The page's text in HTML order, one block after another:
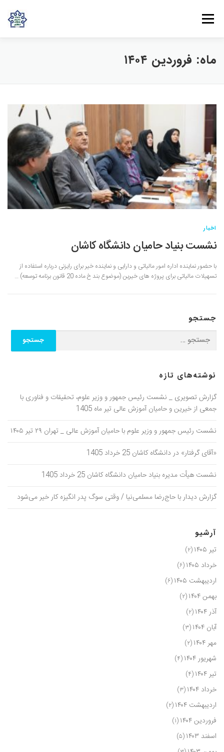
فهرست
روش‌های مشارکت ماه: فروردین ۱۴۰۴
اخبار
نشست بنیاد حامیان دانشگاه کاشان
با حضور نماینده اداره امور مالیاتی و دارایی و نماینده خیر برای رایزنی درباره استفاده از
تسهیلات مالیاتی برای پروژه های خیرین (موضوع بند خ ماده 20 قانون برنامه توسعه) …
جستجو
جستجو برای:
نوشته‌های تازه
گزارش تصویری _ نشست رئیس جمهور و وزیر علوم، تحقیقات و فناوری با
جمعی از خیرین و حامیان آموزش عالی تیر ماه 1405
نشست رئیس جمهور و وزیر علوم با حامیان آموزش عالی _ تهران ۲۹ تیر ۱۴۰۵
«آقای گرفتار» در دانشگاه کاشان 25 خرداد 1405
نشست هیأت مدیره بنیاد حامیان دانشگاه کاشان 25 خرداد 1405
گزارش دیدار با حاج‌رضا مسلمی‌نیا / وقتی سوگ پدر انگیزه کار خیر می‌شود
آرشیو
تیر ۱۴۰۵ (۲)
خرداد ۱۴۰۵ (۶)
اردیبهشت ۱۴۰۵ (۶)
بهمن ۱۴۰۴ (۲)
آذر ۱۴۰۴ (۲)
آبان ۱۴۰۴ (۳)
مهر ۱۴۰۴ (۲)
شهریور ۱۴۰۴ (۴)
تیر ۱۴۰۴ (۴)
خرداد ۱۴۰۴ (۳)
اردیبهشت ۱۴۰۴ (۲)
فروردین ۱۴۰۴ (۱)
اسفند ۱۴۰۳ (۵)